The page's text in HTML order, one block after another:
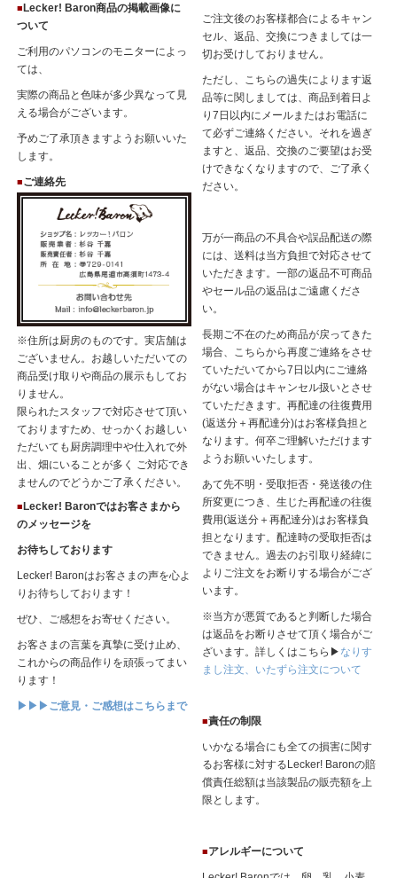
■ Lecker! Baron商品の掲載画像に
ついて
ご利用のパソコンのモニターによっ
ては、
実際の商品と色味が多少異なって見
える場合がございます。
予めご了承頂きますようお願いいた
します。
■ご連絡先
※住所は厨房のものです。実店舗は
ございません。お越しいただいての
商品受け取りや商品の展示もしてお
りません。
限られたスタッフで対応させて頂い
ておりますため、せっかくお越しい
ただいても厨房調理中や仕入れで外
出、畑にいることが多く ご対応でき
ませんのでどうかご了承ください。
■ Lecker! Baronではお客さまから
のメッセージを
お待ちしております
Lecker! Baronはお客さまの声を心よ
りお待ちしております！
ぜひ、ご感想をお寄せください。
お客さまの言葉を真摯に受け止め、
これからの商品作りを頑張ってまい
ります！
▶▶▶ご意見・ご感想はこちらまで
ご注文後のお客様都合によるキャン
セル、返品、交換につきましては一
切お受けしておりません。
ただし、こちらの過失によります返
品等に関しましては、商品到着日よ
り7日以内にメールまたはお電話に
て必ずご連絡ください。それを過ぎ
ますと、返品、交換のご要望はお受
けできなくなりますので、ご了承く
ださい。
万が一商品の不具合や誤品配送の際
には、送料は当方負担で対応させて
いただきます。一部の返品不可商品
やセール品の返品はご遠慮くださ
い。
長期ご不在のため商品が戻ってきた
場合、こちらから再度ご連絡をさせ
ていただいてから7日以内にご連絡
がない場合はキャンセル扱いとさせ
ていただきます。再配達の往復費用
(返送分＋再配達分)はお客様負担と
なります。何卒ご理解いただけます
ようお願いいたします。
あて先不明・受取拒否・発送後の住
所変更につき、生じた再配達の往復
費用(返送分＋再配達分)はお客様負
担となります。配達時の受取拒否は
できません。過去のお引取り経緯に
よりご注文をお断りする場合がござ
います。
※当方が悪質であると判断した場合
は返品をお断りさせて頂く場合がご
ざいます。詳しくはこちら▶ なりす
まし注文、いたずら注文について
■責任の制限
いかなる場合にも全ての損害に関す
るお客様に対するLecker! Baronの賠
償責任総額は当該製品の販売額を上
限とします。
■アレルギーについて